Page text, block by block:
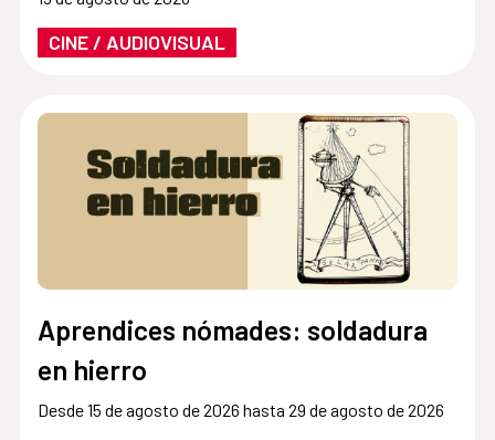
CINE / AUDIOVISUAL
Aprendices nómades: soldadura
en hierro
Desde 15 de agosto de 2026 hasta 29 de agosto de 2026